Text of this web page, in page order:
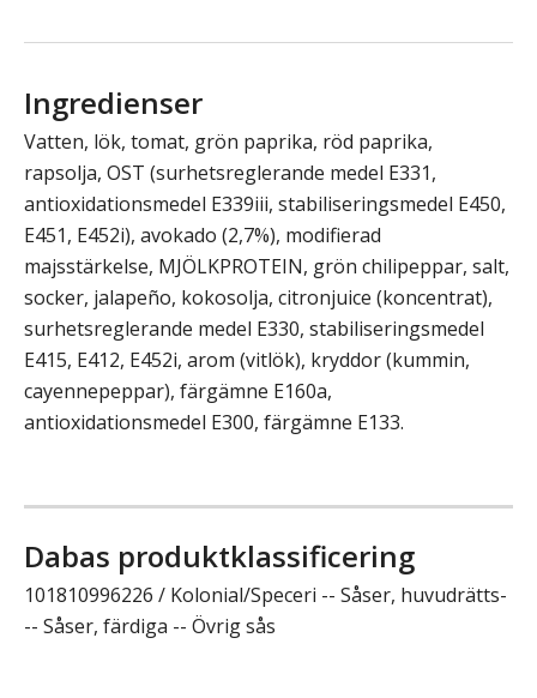
Ingredienser
Vatten, lök, tomat, grön paprika, röd paprika,
rapsolja, OST (surhetsreglerande medel E331,
antioxidationsmedel E339iii, stabiliseringsmedel E450,
E451, E452i), avokado (2,7%), modifierad
majsstärkelse, MJÖLKPROTEIN, grön chilipeppar, salt,
socker, jalapeño, kokosolja, citronjuice (koncentrat),
surhetsreglerande medel E330, stabiliseringsmedel
E415, E412, E452i, arom (vitlök), kryddor (kummin,
cayennepeppar), färgämne E160a,
antioxidationsmedel E300, färgämne E133.
Dabas produktklassificering
101810996226 / Kolonial/Speceri -- Såser, huvudrätts-
-- Såser, färdiga -- Övrig sås